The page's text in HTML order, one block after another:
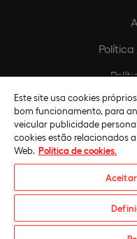
Universidade Europeia ©
Este site usa cookies
bom funcionamento, para
veicular publicidade
cookies estão relacionados
Web. Política de cookies.
Aceitar